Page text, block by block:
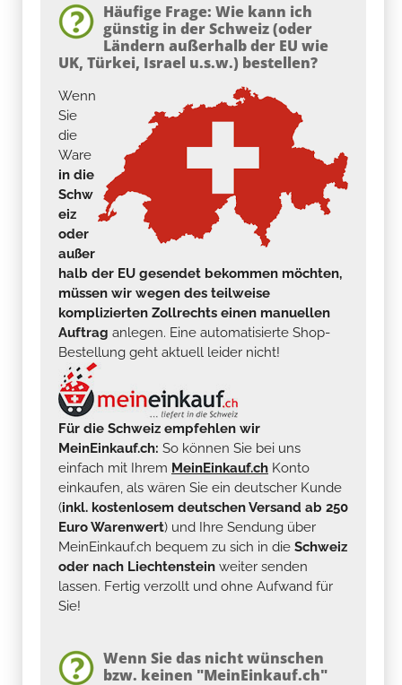
Häufige Frage: Wie kann ich
günstig in der Schweiz (oder
Ländern außerhalb der EU wie
UK, Türkei, Israel u.s.w.) bestellen?
Wenn
Sie
die
Ware
in die
Schw
eiz
oder
außer
halb der EU gesendet bekommen möchten,
müssen wir wegen des teilweise
komplizierten Zollrechts einen manuellen
Auftrag anlegen. Eine automatisierte Shop-
Bestellung geht aktuell leider nicht!
Für die Schweiz empfehlen wir
MeinEinkauf.ch: So können Sie bei uns
einfach mit Ihrem MeinEinkauf.ch Konto
einkaufen, als wären Sie ein deutscher Kunde
(inkl. kostenlosem deutschen Versand ab 250
Euro Warenwert) und Ihre Sendung über
MeinEinkauf.ch bequem zu sich in die Schweiz
oder nach Liechtenstein weiter senden
lassen. Fertig verzollt und ohne Aufwand für
Sie!
Wenn Sie das nicht wünschen
bzw. keinen "MeinEinkauf.ch"